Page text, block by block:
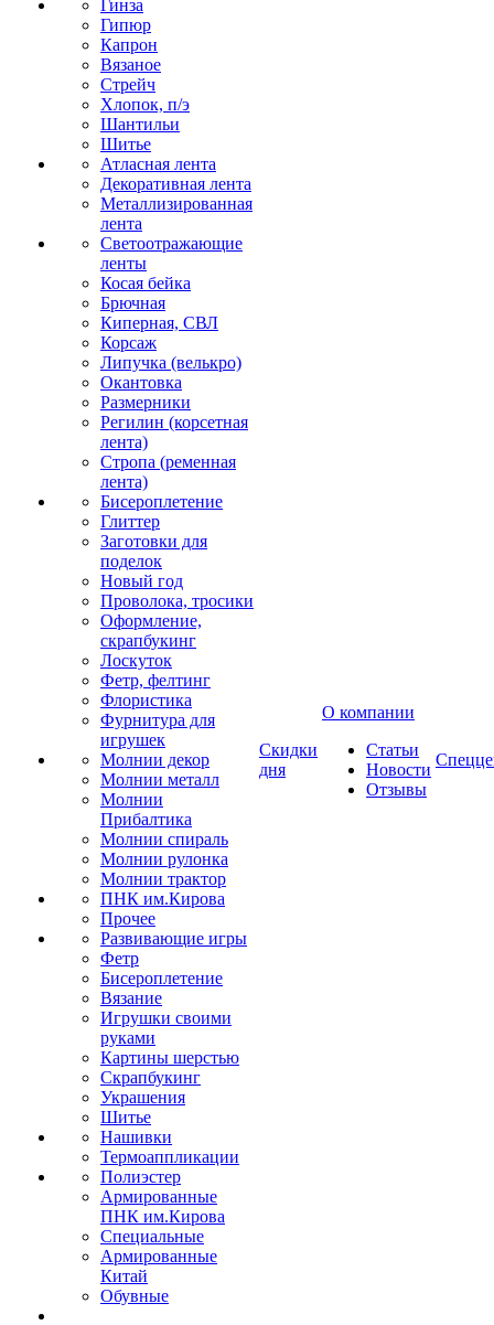
Гинза
Гипюр
Капрон
Вязаное
Стрейч
Хлопок, п/э
Шантильи
Шитье
Атласная лента
Декоративная лента
Металлизированная
лента
Светоотражающие
ленты
Косая бейка
Брючная
Киперная, СВЛ
Корсаж
Липучка (велькро)
Окантовка
Размерники
Регилин (корсетная
лента)
Стропа (ременная
лента)
Бисероплетение
Глиттер
Заготовки для
поделок
Новый год
Проволока, тросики
Оформление,
скрапбукинг
Лоскуток
Фетр, фелтинг
Флористика
Фурнитура для
игрушек
Молнии декор
Молнии металл
Молнии
Прибалтика
Молнии спираль
Молнии рулонка
Молнии трактор
ПНК им.Кирова
Прочее
Развивающие игры
Фетр
Бисероплетение
Вязание
Игрушки своими
руками
Картины шерстью
Скрапбукинг
Украшения
Шитье
Нашивки
Термоаппликации
Полиэстер
Армированные
ПНК им.Кирова
Специальные
Армированные
Китай
Обувные
Скидки
дня
О компании
Статьи
Новости
Отзывы